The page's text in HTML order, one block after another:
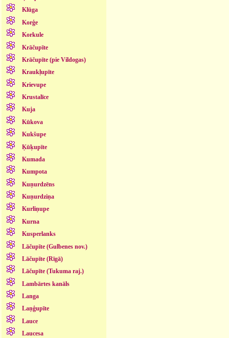
Klūga
Korģe
Korkule
Krāčupīte
Krāčupīte (pie Vildogas)
Kraukļupīte
Krievupe
Krustalīce
Kuja
Kūkova
Kukšupe
Ķūķupīte
Kumada
Kumpota
Kuņurdzēns
Kuņurdziņa
Kurliņupe
Kurna
Kusperlanks
Lāčupīte (Gulbenes nov.)
Lāčupīte (Rīgā)
Lāčupīte (Tukuma raj.)
Lambārtes kanāls
Langa
Laņģupīte
Lauce
Laucesa